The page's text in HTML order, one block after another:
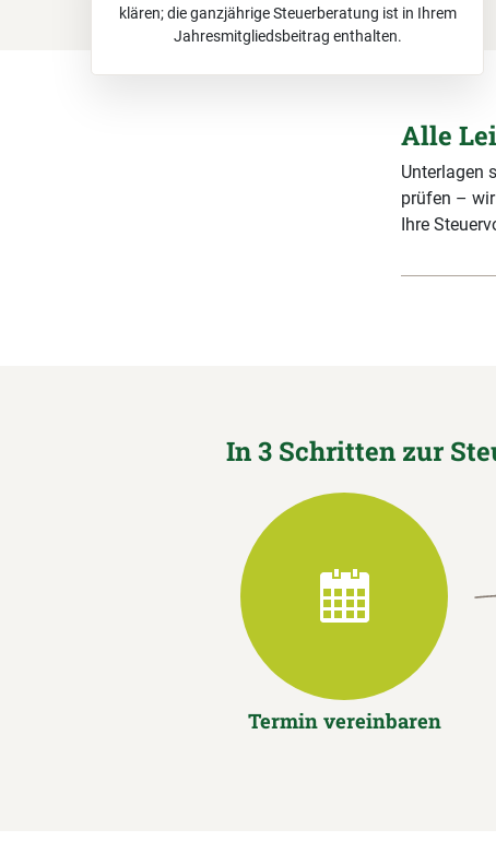
Alle
Unterlagen
prüfen –
Ihre
In 3 Schritten zur
Termin vereinbaren
klären; die ganzjährige Steuerberatung ist in Ihrem
Jahresmitgliedsbeitrag enthalten.